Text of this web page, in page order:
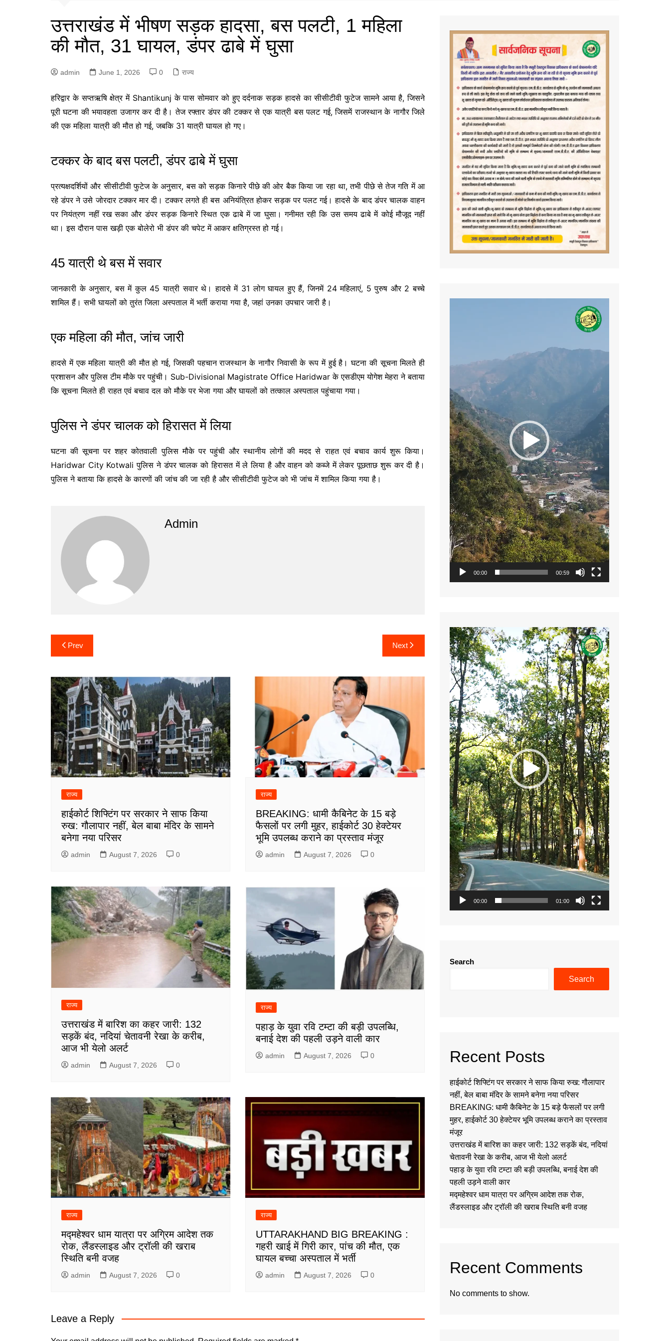
उत्तराखंड में भीषण सड़क हादसा, बस पलटी, 1 महिला
की मौत, 31 घायल, डंपर ढाबे में घुसा
admin June 1, 2026 0 राज्य
हरिद्वार के सप्तऋषि क्षेत्र में Shantikunj के पास सोमवार को हुए दर्दनाक सड़क हादसे का सीसीटीवी फुटेज सामने आया है, जिसने
पूरी घटना की भयावहता उजागर कर दी है। तेज रफ्तार डंपर की टक्कर से एक यात्री बस पलट गई, जिसमें राजस्थान के नागौर जिले
की एक महिला यात्री की मौत हो गई, जबकि 31 यात्री घायल हो गए।
टक्कर के बाद बस पलटी, डंपर ढाबे में घुसा
प्रत्यक्षदर्शियों और सीसीटीवी फुटेज के अनुसार, बस को सड़क किनारे पीछे की ओर बैक किया जा रहा था, तभी पीछे से तेज गति में आ
रहे डंपर ने उसे जोरदार टक्कर मार दी। टक्कर लगते ही बस अनियंत्रित होकर सड़क पर पलट गई। हादसे के बाद डंपर चालक वाहन
पर नियंत्रण नहीं रख सका और डंपर सड़क किनारे स्थित एक ढाबे में जा घुसा। गनीमत रही कि उस समय ढाबे में कोई मौजूद नहीं
था। इस दौरान पास खड़ी एक बोलेरो भी डंपर की चपेट में आकर क्षतिग्रस्त हो गई।
45 यात्री थे बस में सवार
जानकारी के अनुसार, बस में कुल 45 यात्री सवार थे। हादसे में 31 लोग घायल हुए हैं, जिनमें 24 महिलाएं, 5 पुरुष और 2 बच्चे
शामिल हैं। सभी घायलों को तुरंत जिला अस्पताल में भर्ती कराया गया है, जहां उनका उपचार जारी है।
एक महिला की मौत, जांच जारी
हादसे में एक महिला यात्री की मौत हो गई, जिसकी पहचान राजस्थान के नागौर निवासी के रूप में हुई है। घटना की सूचना मिलते ही
प्रशासन और पुलिस टीम मौके पर पहुंची। Sub-Divisional Magistrate Office Haridwar के एसडीएम योगेश मेहरा ने बताया
कि सूचना मिलते ही राहत एवं बचाव दल को मौके पर भेजा गया और घायलों को तत्काल अस्पताल पहुंचाया गया।
पुलिस ने डंपर चालक को हिरासत में लिया
घटना की सूचना पर शहर कोतवाली पुलिस मौके पर पहुंची और स्थानीय लोगों की मदद से राहत एवं बचाव कार्य शुरू किया।
Haridwar City Kotwali पुलिस ने डंपर चालक को हिरासत में ले लिया है और वाहन को कब्जे में लेकर पूछताछ शुरू कर दी है।
पुलिस ने बताया कि हादसे के कारणों की जांच की जा रही है और सीसीटीवी फुटेज को भी जांच में शामिल किया गया है।
Admin
Post
navigation
Prev Next
राज्य
हाईकोर्ट शिफ्टिंग पर सरकार ने साफ किया
रुख: गौलापार नहीं, बेल बाबा मंदिर के सामने
बनेगा नया परिसर
admin August 7, 2026 0
राज्य
BREAKING: धामी कैबिनेट के 15 बड़े
फैसलों पर लगी मुहर, हाईकोर्ट 30 हेक्टेयर
भूमि उपलब्ध कराने का प्रस्ताव मंजूर
admin August 7, 2026 0
राज्य
उत्तराखंड में बारिश का कहर जारी: 132
सड़कें बंद, नदियां चेतावनी रेखा के करीब,
आज भी येलो अलर्ट
admin August 7, 2026 0
राज्य
पहाड़ के युवा रवि टम्टा की बड़ी उपलब्धि,
बनाई देश की पहली उड़ने वाली कार
admin August 7, 2026 0
राज्य
मद्महेश्वर धाम यात्रा पर अग्रिम आदेश तक
रोक, लैंडस्लाइड और ट्रॉली की खराब
स्थिति बनी वजह
admin August 7, 2026 0
राज्य
UTTARAKHAND BIG BREAKING :
गहरी खाई में गिरी कार, पांच की मौत, एक
घायल बच्चा अस्पताल में भर्ती
admin August 7, 2026 0
Leave a Reply
00:00 00:59
Video
Player
00:00 01:00
Search
Search
Recent Posts
हाईकोर्ट शिफ्टिंग पर सरकार ने साफ किया रुख: गौलापार
नहीं, बेल बाबा मंदिर के सामने बनेगा नया परिसर
BREAKING: धामी कैबिनेट के 15 बड़े फैसलों पर लगी
मुहर, हाईकोर्ट 30 हेक्टेयर भूमि उपलब्ध कराने का प्रस्ताव
मंजूर
उत्तराखंड में बारिश का कहर जारी: 132 सड़कें बंद, नदियां
चेतावनी रेखा के करीब, आज भी येलो अलर्ट
पहाड़ के युवा रवि टम्टा की बड़ी उपलब्धि, बनाई देश की
पहली उड़ने वाली कार
मद्महेश्वर धाम यात्रा पर अग्रिम आदेश तक रोक,
लैंडस्लाइड और ट्रॉली की खराब स्थिति बनी वजह
Recent Comments
No comments to show.